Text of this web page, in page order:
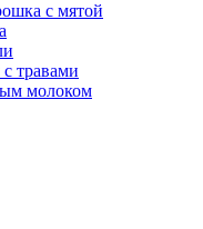
с мятой
травами
молоком